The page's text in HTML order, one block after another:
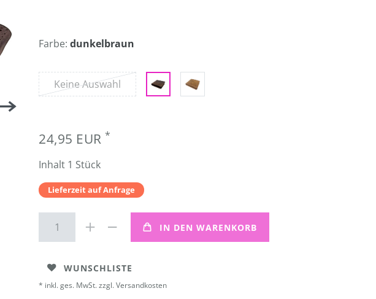
Farbe: dunkelbraun
Keine Auswahl
24,95 EUR *
Inhalt 1 Stück
Lieferzeit auf Anfrage
IN DEN WARENKORB
WUNSCHLISTE
* inkl. ges. MwSt. zzgl.Versandkosten